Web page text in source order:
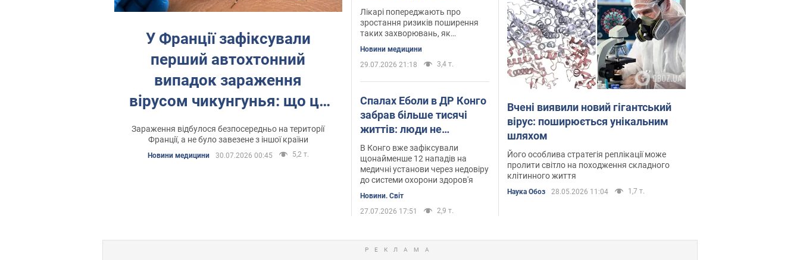
У Франції зафіксували
перший автохтонний
випадок зараження
вірусом чикунгунья: що це
означає
Зараження відбулося безпосередньо на території
Франції, а не було завезене з іншої країни
Новини медицини 30.07.2026 00:45 5,2 т.
тропічні віруси, які
набувають поширення в
Україні
Лікарі попереджають про
зростання ризиків поширення
таких захворювань, як
Новини медицини
29.07.2026 21:18
3,4 т.
Спалах Еболи в ДР Конго
забрав більше тисячі
життів: люди не
довіряють медикам
через дезінформацію
В Конго вже зафіксували
щонайменше 12 нападів на
медичні установи через недовіру
до системи охорони здоров'я
Новини. Світ
27.07.2026 17:51
2,9 т.
Вчені виявили новий гігантський
вірус: поширюється унікальним
шляхом
Його особлива стратегія реплікації може
пролити світло на походження складного
клітинного життя
Наука Обоз 28.05.2026 11:04 1,7 т.